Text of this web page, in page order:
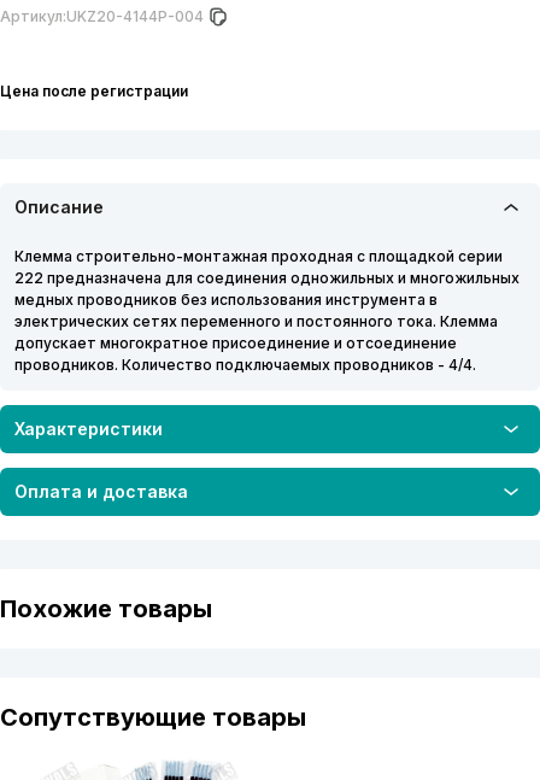
Артикул:UKZ20-4144P-004
Цена после регистрации
Описание
Клемма строительно-монтажная проходная с площадкой серии
222 предназначена для соединения одножильных и многожильных
медных проводников без использования инструмента в
электрических сетях переменного и постоянного тока. Клемма
допускает многократное присоединение и отсоединение
проводников. Количество подключаемых проводников - 4/4.
Характеристики
Оплата и доставка
Похожие товары
Сопутствующие товары